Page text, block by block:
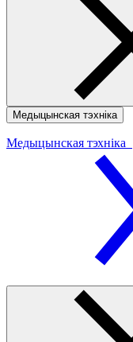
Медыцынская тэхніка
Медыцынская тэхніка